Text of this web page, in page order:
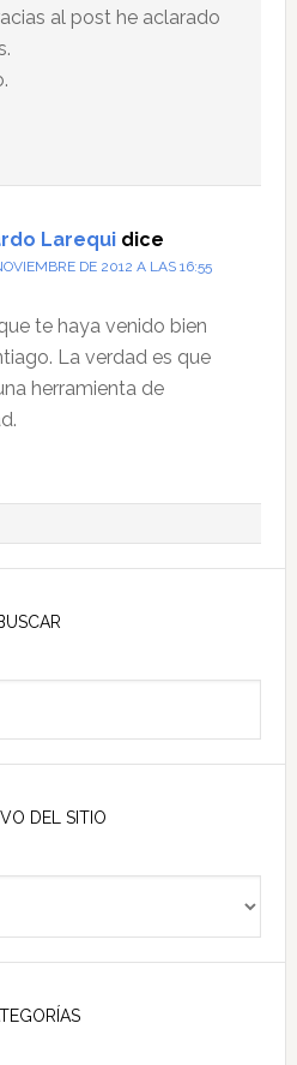
al post he aclarado
Larequi dice
DE 2012 A LAS 16:55
te haya venido bien
La verdad es que
herramienta de
DEL SITIO